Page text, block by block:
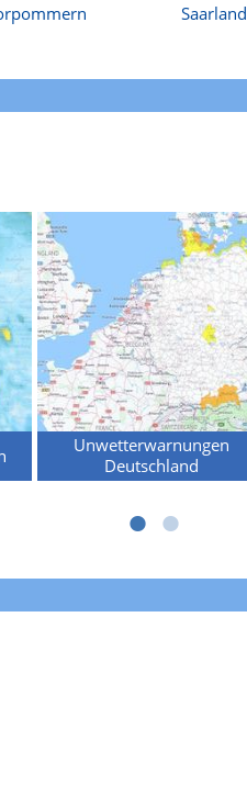
Saarland
Unwetterwarnungen
Deutschland